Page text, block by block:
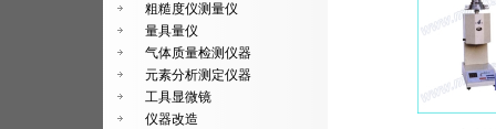
粗糙度仪测量仪
量具量仪
气体质量检测仪器
元素分析测定仪器
工具显微镜
仪器改造